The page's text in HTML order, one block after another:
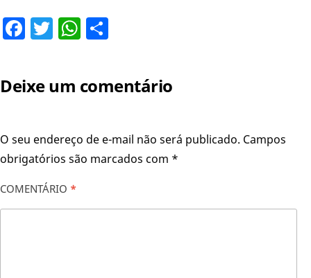
Facebook
TwitterWhatsApp
Deixe um comentário
O seu endereço de e-mail não será publicado. Campos
obrigatórios são marcados com *
COMENTÁRIO *